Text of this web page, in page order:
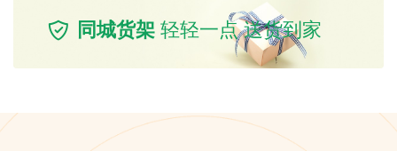
同城货架 轻轻一点 送货到家